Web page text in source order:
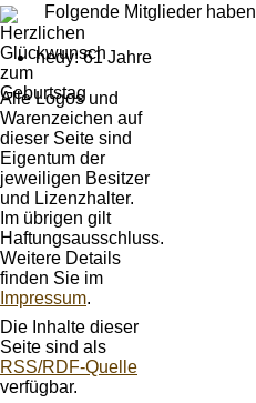
Folgende Mitglieder
hedy: 61 Jahre
Alle Logos und
Warenzeichen auf
dieser Seite sind
Eigentum der
jeweiligen Besitzer
und Lizenzhalter.
Im übrigen gilt
Haftungsausschluss.
Weitere Details
finden Sie im
Impressum.
Die Inhalte dieser
Seite sind als
RSS/RDF-Quelle
verfügbar.